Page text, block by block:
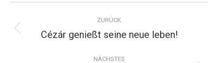
Kommentarnavigation
ZURÜCK
Vorheriger
Cézár genießt seine neue leben!
NÄCHSTES